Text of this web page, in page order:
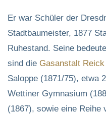
Er war Schüler der
Stadtbaumeister, 1877
Ruhestand. Seine
sind die Gasanstalt Reick
Saloppe (1871/75), etwa
Wettiner Gymnasium
(1867), sowie eine Reihe